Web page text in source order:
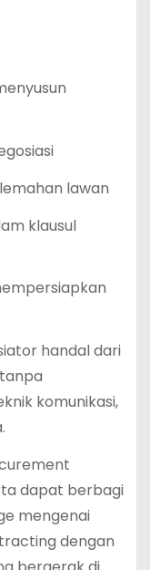
lawan
klausul
handal dari
komunikasi,
dapat berbagi
mengenai
dengan